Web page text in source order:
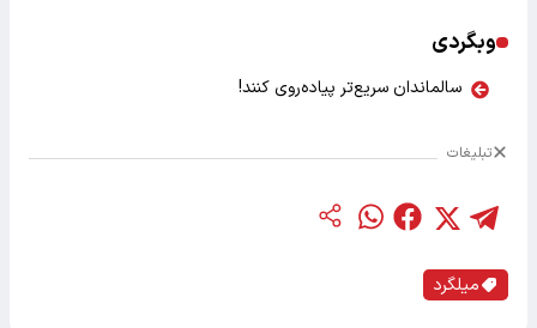
وبگردی
سالماندان سریع‌تر پیاده‌روی کنند!
تبلیغات
میلگرد